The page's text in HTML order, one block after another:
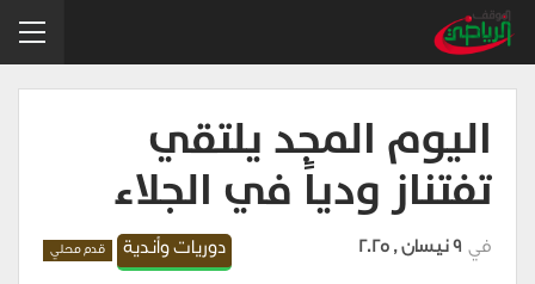
اليوم المجد يلتقي
تفتناز ودياً في الجلاء
دوريات وأندية قدم محلي في 9 نيسان , 2025